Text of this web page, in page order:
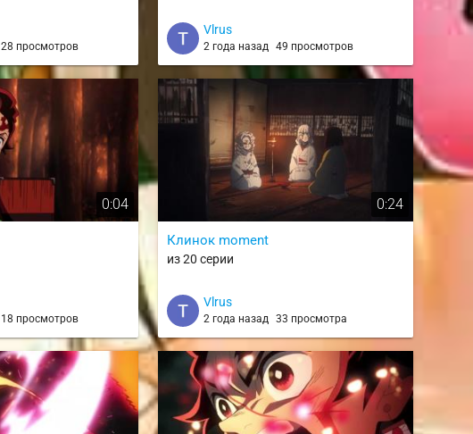
28 просмотров
Vlrus
2 года назад 49 просмотров
0:04
18 просмотров
0:24
Клинок moment
из 20 серии
Vlrus
2 года назад 33 просмотра